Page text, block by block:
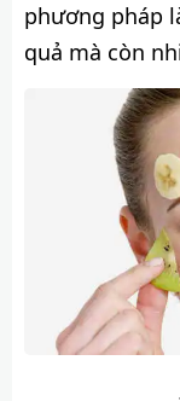
phương pháp
quả mà còn